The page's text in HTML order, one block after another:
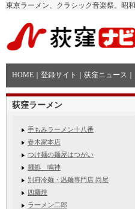
東京ラーメン、クラシック音楽祭。昭
HOME 登録サイト 荻窪ニュース
荻窪ラーメン
手もみラーメン十八番
春木家本店
つけ麺の麺屋はつがい
麺処 鳴神
別府冷麺・温麺専門店 尚屋
四麺燈
ラーメン二郎